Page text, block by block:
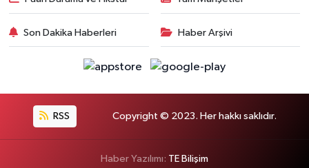
Son Dakika Haberleri Haber Arşivi
RSS Copyright © 2023. Her hakkı saklıdır.
Haber Yazılımı: TE Bilişim